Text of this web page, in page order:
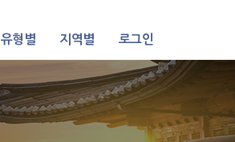
로그인
지역별
유형별